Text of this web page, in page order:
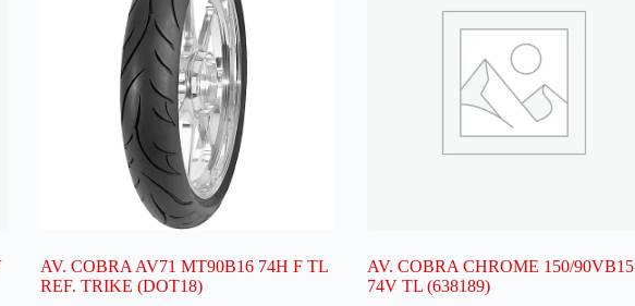
AV. COBRA AV71 MT90B16 74H F TL
REF. TRIKE (DOT18)
AV. COBRA CHROME 150/90VB15
74V TL (638189)